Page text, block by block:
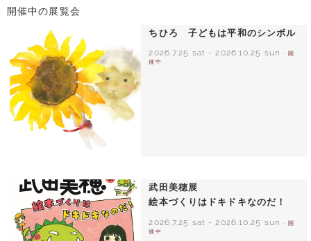
開催中の展覧会
ちひろ 子どもは平和のシンボル
2026.7.25 sat -2026.10.25 sun
- 開
催中
武田美穂展
絵本づくりはドキドキなのだ！
2026.7.25 sat - 2026.10.25 sun
- 開
催中